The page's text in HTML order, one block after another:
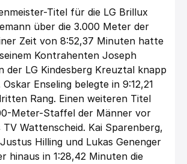
Titel für die LG Brillux
über die 3.000 Meter der
Zeit von 8:52,37 Minuten hatte
Kontrahenten Joseph
der LG Kindesberg Kreuztal knapp
Enseling belegte in 9:12,21
Rang. Einen weiteren Titel
Meter-Staffel der Männer vor
TV Wattenscheid. Kai Sparenberg,
Hilling und Lukas Genenger
hinaus in 1:28,42 Minuten die